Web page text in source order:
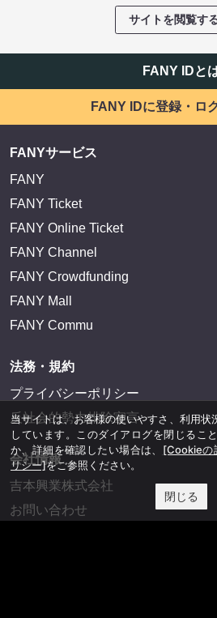
サイトを閲覧す
FANY IDと
FANY IDに登録・ロ
FANYサービス
FANY
FANY Ticket
FANY Online Ticket
FANY Channel
FANY Crowdfunding
FANY Mall
FANY Commu
法務・規約
プライバシーポリシー
反社会的勢力排除宣言
会社情報
吉本興業株式会社
お問い合わせ
当サイトは、お客様の使いやすさ、利用
しています。このダイアログを閉じるこ
か、詳細を確認したい場合は、 [Cookieの
リシー]をご参照ください。
閉じる